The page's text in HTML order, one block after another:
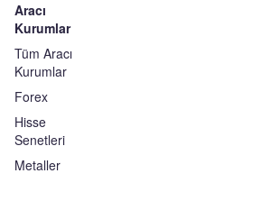
Aracı
Kurumlar
Tüm Aracı
Kurumlar
Forex
Hisse
Senetleri
Metaller